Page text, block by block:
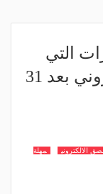
التي
ستسير بدون الملصق الإلكتروني بعد 31
الالكتروني
مهلة